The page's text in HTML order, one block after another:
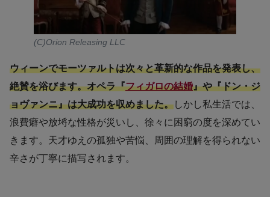
(C)Orion Releasing LLC
ウィーンでモーツァルトは次々と革新的な作品を発表し、
絶賛を浴びます。オペラ『フィガロの結婚』や『ドン・ジ
ョヴァンニ』は大成功を収めました。しかし私生活では、
浪費癖や放埓な性格が災いし、徐々に困窮の度を深めてい
きます。天才ゆえの孤独や苦悩、周囲の理解を得られない
辛さが丁寧に描写されます。